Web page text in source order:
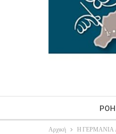
ΡΟΗ
Αρχική Η ΓΕΡΜΑΝΙΑ